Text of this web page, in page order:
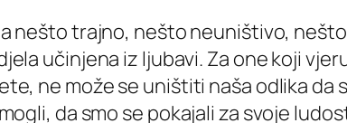
nešto trajno, nešto neuništivo,
učinjena iz ljubavi. Za one koji
ne može se uništiti naša odlika
da smo se pokajali za svoje